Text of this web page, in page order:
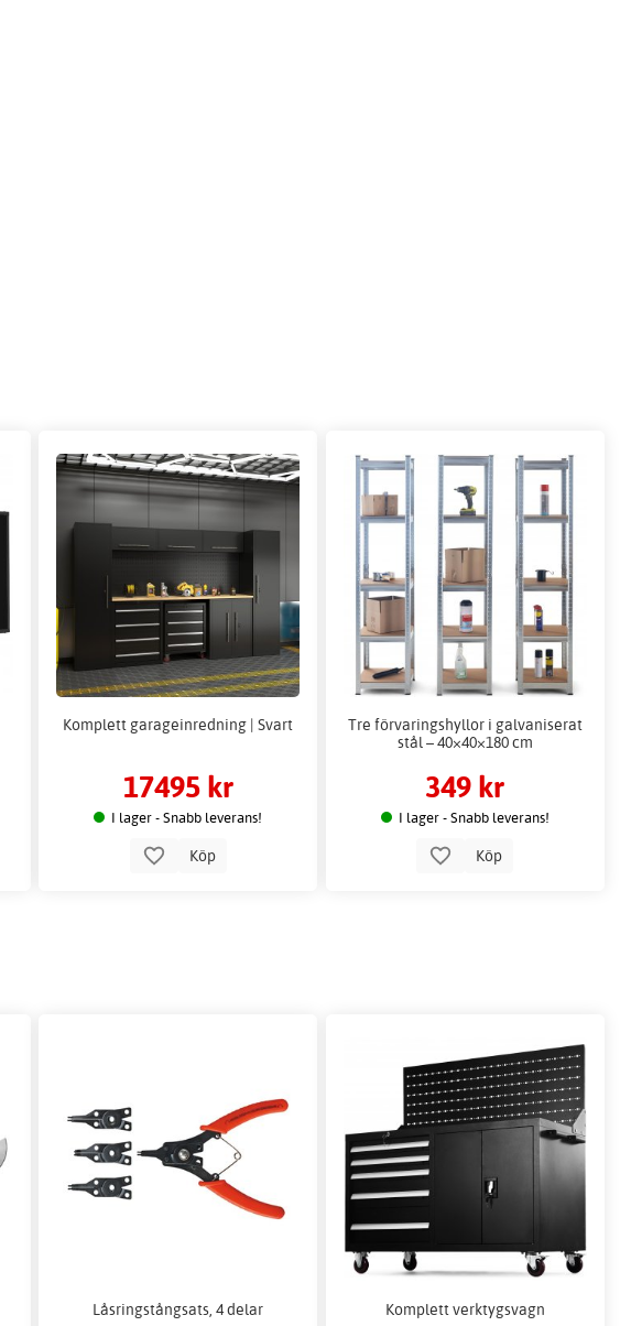
Komplett garageinredning | Svart
17495 kr
I lager - Snabb leverans!
Köp
Tre förvaringshyllor i galvaniserat
stål – 40×40×180 cm
349 kr
I lager - Snabb leverans!
Köp
Låsringstångsats, 4 delar Komplett verktygsvagn